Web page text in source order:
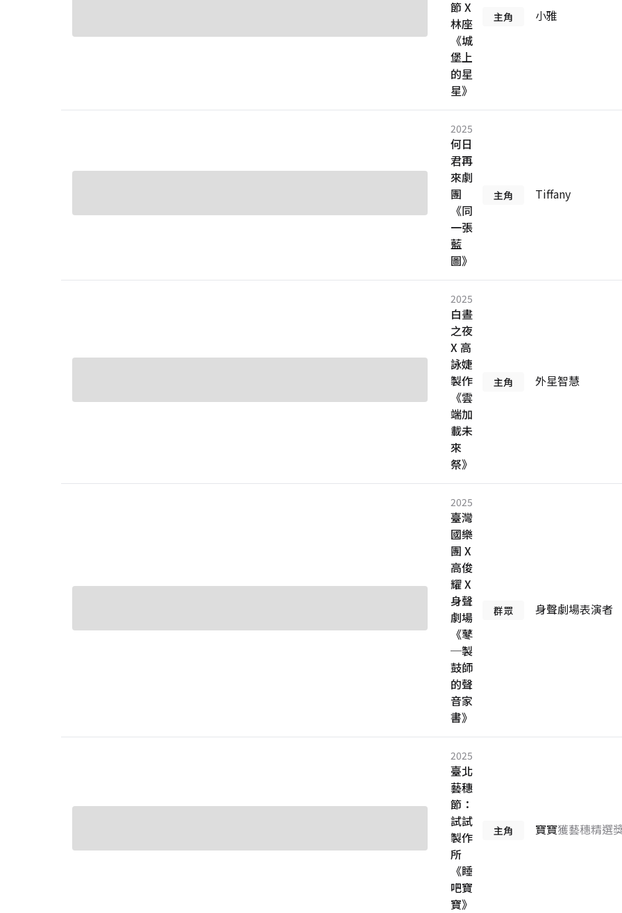
節 X
林座
《城
堡上
的星
星》
主角 小雅
2025
何日
君再
來劇
團
《同
一張
藍
圖》
主角 Tiffany
2025
白晝
之夜
X 高
詠婕
製作
《雲
端加
載未
來
祭》
主角 外星智慧
2025
臺灣
國樂
團 X
高俊
耀 X
身聲
劇場
《鼕
─製
鼓師
的聲
音家
書》
群眾 身聲劇場表演者
2025
臺北
藝穗
節：
試試
製作
所
《睡
吧寶
寶》
主角 寶寶獲藝穗精選